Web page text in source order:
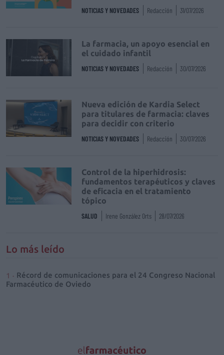
NOTICIAS Y NOVEDADES Redacción 31/07/2026
La farmacia, un apoyo esencial en
el cuidado infantil
NOTICIAS Y NOVEDADES Redacción 30/07/2026
Nueva edición de Kardia Select
para titulares de farmacia: claves
para decidir con criterio
NOTICIAS Y NOVEDADES Redacción 30/07/2026
Control de la hiperhidrosis:
fundamentos terapéuticos y claves
de eficacia en el tratamiento
tópico
SALUD Irene González Orts 28/07/2026
Lo más leído
Récord de comunicaciones para el 24 Congreso Nacional
Farmacéutico de Oviedo